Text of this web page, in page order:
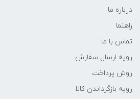
درباره ما
راهنما
تماس با ما
رویه ارسال سفارش
روش پرداخت
رویه‌ بازگرداندن کالا